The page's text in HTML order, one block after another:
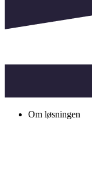
Om løsningen